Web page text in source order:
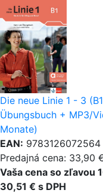
Die neue Linie 1 - 3
Übungsbuch + MP3/
Monate)
EAN: 9783126072564
Predajná cena: 33,90
Vaša cena so zľavou
30,51 € s DPH